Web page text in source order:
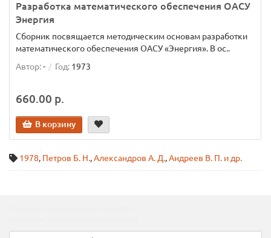
Разработка математического обеспечения ОАСУ
Энергия
Сборник посвящается методическим основам разработки
математического обеспечения ОАСУ «Энергия». В ос..
Автор:- Год: 1973
660.00 р.
В корзину
1978, Петров Б. Н.,Александров А. Д.,Андреев В. П. и др.